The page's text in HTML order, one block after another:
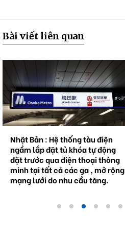
Bài viết liên quan
Nhật Bản : Hệ thống tàu điện
ngầm lắp đặt tủ khóa tự động
đặt trước qua điện thoại thông
minh tại tất cả các ga , mở rộng
mạng lưới do nhu cầu tăng.